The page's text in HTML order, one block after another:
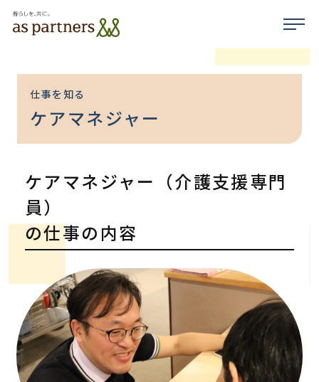
仕事を知る
ケアマネジャー
ケアマネジャー（介護支援専門
員）
の仕事の内容